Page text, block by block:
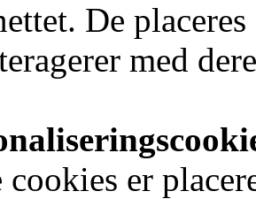
De
med
cookies er